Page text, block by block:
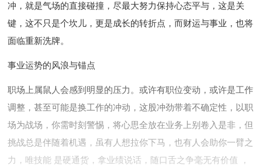
冲，就是气场的直接碰撞，尽最大努力保持心态平与，这是关
键，这不只是个坎儿，更是成长的转折点，而财运与事业，也将
面临重新洗牌。
事业运势的风浪与锚点
职场上属鼠人会感到明显的压力。或许有职位变动，或许是工作
调整，甚至可能是换工作的冲动，这股冲劲带着不确定性，以职
场为战场，你需时刻警惕，将心思全放在业务上别卷入是非，但
挑战总是伴随着机遇，虽有人想拉你下马，也有人会助你一臂之
力，唯技能 是硬通货，拿业绩说话，随口舌之争毫无有价值 ，